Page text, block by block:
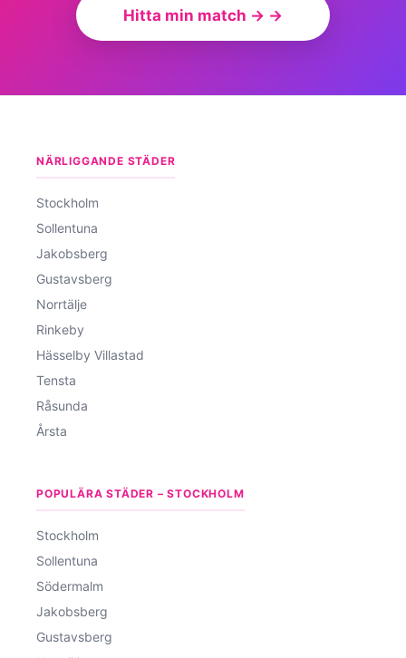
Hitta min match → →
NÄRLIGGANDE STÄDER
Stockholm
Sollentuna
Jakobsberg
Gustavsberg
Norrtälje
Rinkeby
Hässelby Villastad
Tensta
Råsunda
Årsta
POPULÄRA STÄDER – STOCKHOLM
Stockholm
Sollentuna
Södermalm
Jakobsberg
Gustavsberg